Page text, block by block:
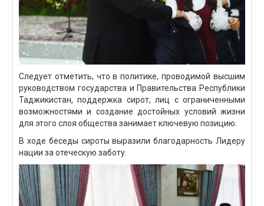
Следует отметить, что в политике, проводимой высшим
руководством государства и Правительства Республики
Таджикистан, поддержка сирот, лиц с ограниченными
возможностями и создание достойных условий жизни
для этого слоя общества занимает ключевую позицию.
В ходе беседы сироты выразили благодарность Лидеру
нации за отеческую заботу.